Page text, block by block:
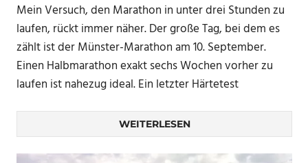
Mein Versuch, den Marathon in unter drei Stunden zu
laufen, rückt immer näher. Der große Tag, bei dem es
zählt ist der Münster-Marathon am 10. September.
Einen Halbmarathon exakt sechs Wochen vorher zu
laufen ist nahezug ideal. Ein letzter Härtetest
WEITERLESEN